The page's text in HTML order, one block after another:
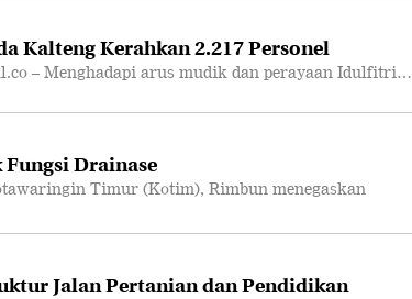
Kalteng Kerahkan 2.217 Personel
– Menghadapi arus mudik dan perayaan Idulfitri…
Fungsi Drainase
Timur (Kotim), Rimbun menegaskan
Jalan Pertanian dan Pendidikan